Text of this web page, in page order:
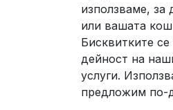
използваме, за
или вашата
Бисквитките
дейност на
услуги.
предложим по-